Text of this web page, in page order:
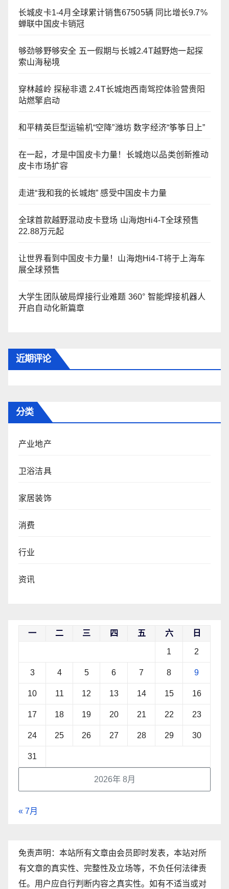
长城皮卡1-4月全球累计销售67505辆 同比增长9.7%
蝉联中国皮卡销冠
够劲够野够安全 五一假期与长城2.4T越野炮一起探
索山海秘境
穿林越岭 探秘非遗 2.4T长城炮西南驾控体验营贵阳
站燃擎启动
和平精英巨型运输机“空降”潍坊 数字经济“筝筝日上”
在一起，才是中国皮卡力量！长城炮以品类创新推动
皮卡市场扩容
走进“我和我的长城炮” 感受中国皮卡力量
全球首款越野混动皮卡登场 山海炮Hi4-T全球预售
22.88万元起
让世界看到中国皮卡力量！山海炮Hi4-T将于上海车
展全球预售
大学生团队破局焊接行业难题 360° 智能焊接机器人
开启自动化新篇章
近期评论
分类
产业地产
卫浴洁具
家居装饰
消费
行业
资讯
2026年 8月
一 二 三 四 五 六 日
1 2
3 4 5 6 7 8 9
10 11 12 13 14 15 16
17 18 19 20 21 22 23
24 25 26 27 28 29 30
31
« 7月
免责声明：本站所有文章由会员即时发表，本站对所
有文章的真实性、完整性及立场等，不负任何法律责
任。用户应自行判断内容之真实性。如有不适当或对